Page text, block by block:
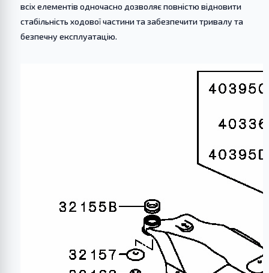
всіх елементів одночасно дозволяє повністю відновити
стабільність ходової частини та забезпечити тривалу та
безпечну експлуатацію.